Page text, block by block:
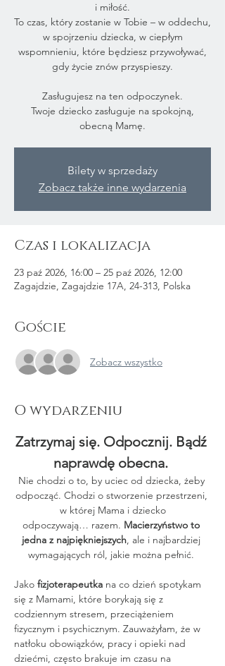
i miłość.
To czas, który zostanie w Tobie – w oddechu,
w spojrzeniu dziecka, w ciepłym
wspomnieniu, które będziesz przywoływać,
gdy życie znów przyspieszy.
Zasługujesz na ten odpoczynek.
Twoje dziecko zasługuje na spokojną,
Bilety w sprzedaży
Zobacz także inne wydarzenia
Czas i lokalizacja
23 paź 2026, 16:00 – 25 paź 2026, 12:00
Zagajdzie, Zagajdzie 17A, 24-313, Polska
Goście
Zobacz wszystko
O wydarzeniu
Zatrzymaj się. Odpocznij. Bądź
naprawdę obecna.
Nie chodzi o to, by uciec od dziecka, żeby
odpocząć. Chodzi o stworzenie przestrzeni,
w której Mama i dziecko
odpoczywają… razem. Macierzyństwo to
jedna z najpiękniejszych, ale i najbardziej
wymagających ról, jakie można pełnić.
Jako fizjoterapeutka na co dzień spotykam
się z Mamami, które borykają się z
codziennym stresem, przeciążeniem
fizycznym i psychicznym. Zauważyłam, że w
natłoku obowiązków, pracy i opieki nad
dziećmi, często brakuje im czasu na